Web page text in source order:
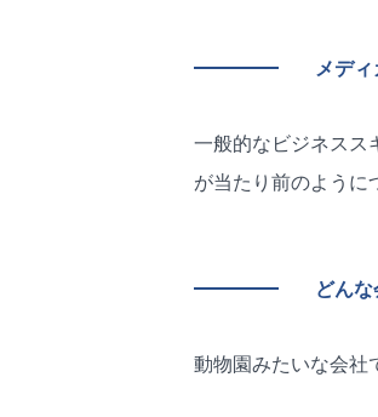
メデ
一般的なビジネスス
が当たり前のように
どんな
動物園みたいな会社